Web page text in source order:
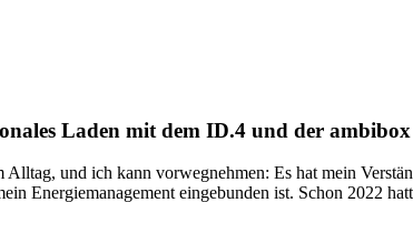
Laden mit dem ID.4 und der ambibox
und ich kann vorwegnehmen: Es hat mein
Energiemanagement eingebunden ist. Schon 2022